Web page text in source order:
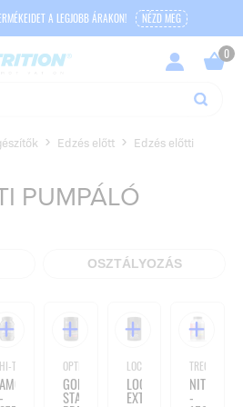
A LEGJOBB ÁRAKON! NÉZD MEG
Edzés előtt
Edzés előtti
PUMPÁLÓ
OSZTÁLYOZÁS
HI-TEC NUTRITION
AMG
-
OPTIMUM NUTRITION
GOLD
STANDARD
LOCO
LOCO
EXTREME
TREC
-